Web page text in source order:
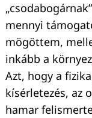
mennyi
mögöttem,
inkább a
Azt, hogy a
kísérletezés, az
hamar